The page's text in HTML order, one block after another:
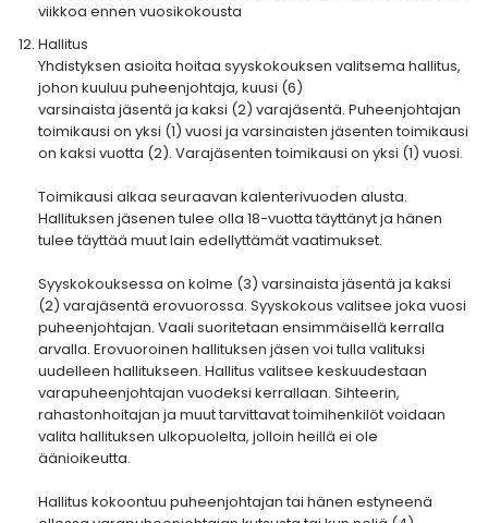
viikkoa ennen vuosikokousta
Hallitus
Yhdistyksen asioita hoitaa syyskokouksen valitsema hallitus,
johon kuuluu puheenjohtaja, kuusi (6)
varsinaista jäsentä ja kaksi (2) varajäsentä. Puheenjohtajan
toimikausi on yksi (1) vuosi ja varsinaisten jäsenten toimikausi
on kaksi vuotta (2). Varajäsenten toimikausi on yksi (1) vuosi.
Toimikausi alkaa seuraavan kalenterivuoden alusta.
Hallituksen jäsenen tulee olla 18-vuotta täyttänyt ja hänen
tulee täyttää muut lain edellyttämät vaatimukset.
Syyskokouksessa on kolme (3) varsinaista jäsentä ja kaksi
(2) varajäsentä erovuorossa. Syyskokous valitsee joka vuosi
puheenjohtajan. Vaali suoritetaan ensimmäisellä kerralla
arvalla. Erovuoroinen hallituksen jäsen voi tulla valituksi
uudelleen hallitukseen. Hallitus valitsee keskuudestaan
varapuheenjohtajan vuodeksi kerrallaan. Sihteerin,
rahastonhoitajan ja muut tarvittavat toimihenkilöt voidaan
valita hallituksen ulkopuolelta, jolloin heillä ei ole
äänioikeutta.
Hallitus kokoontuu puheenjohtajan tai hänen estyneenä